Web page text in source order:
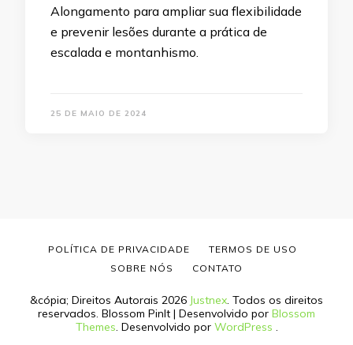
Alongamento para ampliar sua flexibilidade
e prevenir lesões durante a prática de
escalada e montanhismo.
25 DE MAIO DE 2024
&cópia; Direitos Autorais 2026 Justnex. Todos os direitos
reservados. Blossom PinIt | Desenvolvido por Blossom
Themes. Desenvolvido por WordPress .
POLÍTICA DE PRIVACIDADE
TERMOS DE USO
SOBRE NÓS
CONTATO